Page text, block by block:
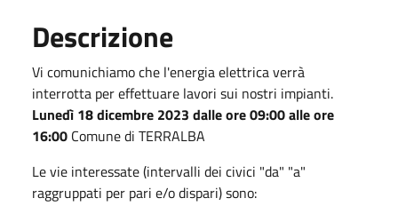
Descrizione
Vi comunichiamo che l'energia elettrica verrà
interrotta per effettuare lavori sui nostri impianti.
Lunedì 18 dicembre 2023 dalle ore 09:00 alle ore
16:00 Comune di TERRALBA
Le vie interessate (intervalli dei civici "da" "a"
raggruppati per pari e/o dispari) sono: